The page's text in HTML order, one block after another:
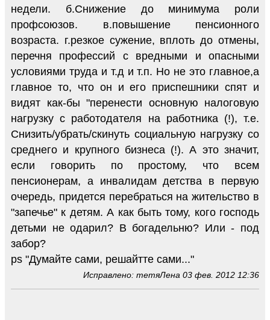
недели. б.Снижение до минимума роли
профсоюзов. в.повышение пенсионного
возраста. г.резкое сужение, вплоть до отмены,
перечня профессий с вредными и опасными
условиями труда и т.д и т.п. Но не это главное,а
главное то, что он и его приспешники спят и
видят как-бы "перенести основную налоговую
нагрузку с работодателя на работника (!), т.е.
Снизить/убрать/скинуть социальную нагрузку со
среднего и крупного бизнеса (!). А это значит,
если говорить по простому, что всем
пенсионерам, а инвалидам детства в первую
очередь, придется перебраться на жительство в
"запечье" к детям. А как быть тому, кого господь
детьми не одарил? В богадельню? Или - под
забор?
ps "Думайте сами, решайтте сами..."
Исправлено: тетяЛена 03 фев. 2012 12:36